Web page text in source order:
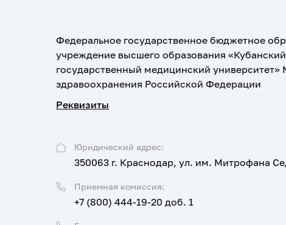
Федеральное государственное бюджетное
учреждение высшего образования «Кубанский
государственный медицинский университет»
здравоохранения Российской Федерации
Реквизиты
Юридический адрес:
350063 г. Краснодар, ул. им. Митрофана
Приемная комиссия:
+7 (800) 444-19-20 доб. 1